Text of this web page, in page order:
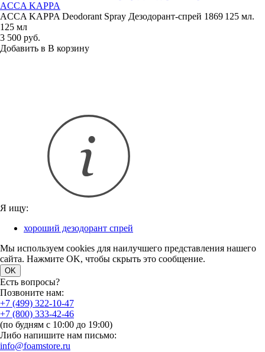
ACCA KAPPA
ACCA KAPPA Deodorant Spray Дезодорант-спрей 1869 125 мл.
125 мл
3 500 руб.
Добавить в В корзину
Я ищу:
хороший дезодорант спрей
Мы используем cookies для наилучшего представления нашего
сайта. Нажмите OK, чтобы скрыть это сообщение.
OK
Есть вопросы?
Позвоните нам:
+7 (499) 322-10-47
+7 (800) 333-42-46
(по будням с 10:00 до 19:00)
Либо напишите нам письмо:
info@foamstore.ru